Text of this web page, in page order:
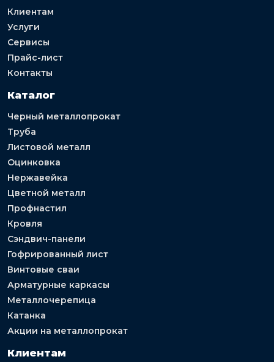
Клиентам
Услуги
Сервисы
Прайс-лист
Контакты
Каталог
Черный металлопрокат
Труба
Листовой металл
Оцинковка
Нержавейка
Цветной металл
Профнастил
Кровля
Сэндвич-панели
Гофрированный лист
Винтовые сваи
Арматурные каркасы
Металлочерепица
Катанка
Акции на металлопрокат
Клиентам